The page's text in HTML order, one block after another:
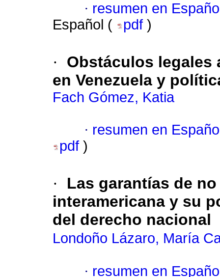
· resumen en
Español (
pdf )
·
Obstáculos legales
en Venezuela y
Fach Gómez, Katia
· resumen en
pdf )
·
Las garantías de
interamericana y su
del derecho nacional
Londoño Lázaro, María
· resumen en